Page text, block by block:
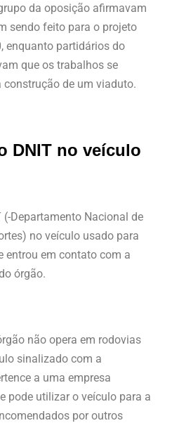
da oposição afirmavam
sendo feito para o projeto
enquanto partidários do
que os trabalhos se
de um viaduto.
DNIT no veículo
Departamento Nacional de
no veículo usado para
entrou em contato com a
órgão.
não opera em rodovias
sinalizado com a
a uma empresa
pode utilizar o veículo para a
por outros